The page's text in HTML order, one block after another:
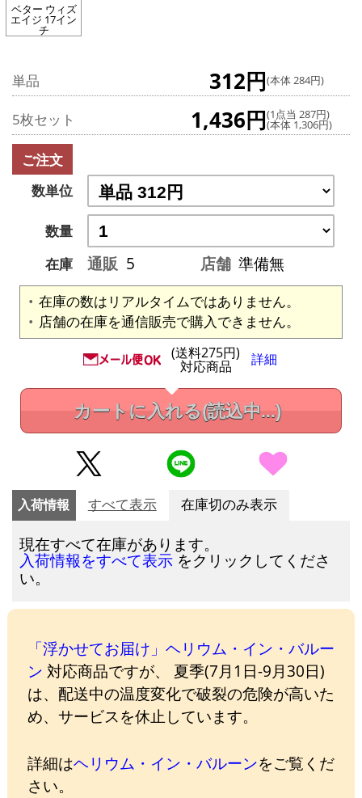
ベター ウィズ
エイジ 17イン
チ
単品 312円(本体 284円)
5枚セット 1,436円(1点当 287円)
(本体 1,306円)
ご注文
数単位
数量
在庫
通販 5 店舗 準備無
在庫の数はリアルタイムではありません。
店舗の在庫を通信販売で購入できません。
(送料275円)
対応商品 詳細
カートに入れる(読込中...)
入荷情報 すべて表示 在庫切のみ表示
現在すべて在庫があります。
入荷情報をすべて表示 をクリックしてくださ
い。
「浮かせてお届け」ヘリウム・イン・バルー
ン 対応商品ですが、 夏季(7月1日-9月30日)
は、配送中の温度変化で破裂の危険が高いた
め、サービスを休止しています。
詳細はヘリウム・イン・バルーンをご覧くだ
さい。